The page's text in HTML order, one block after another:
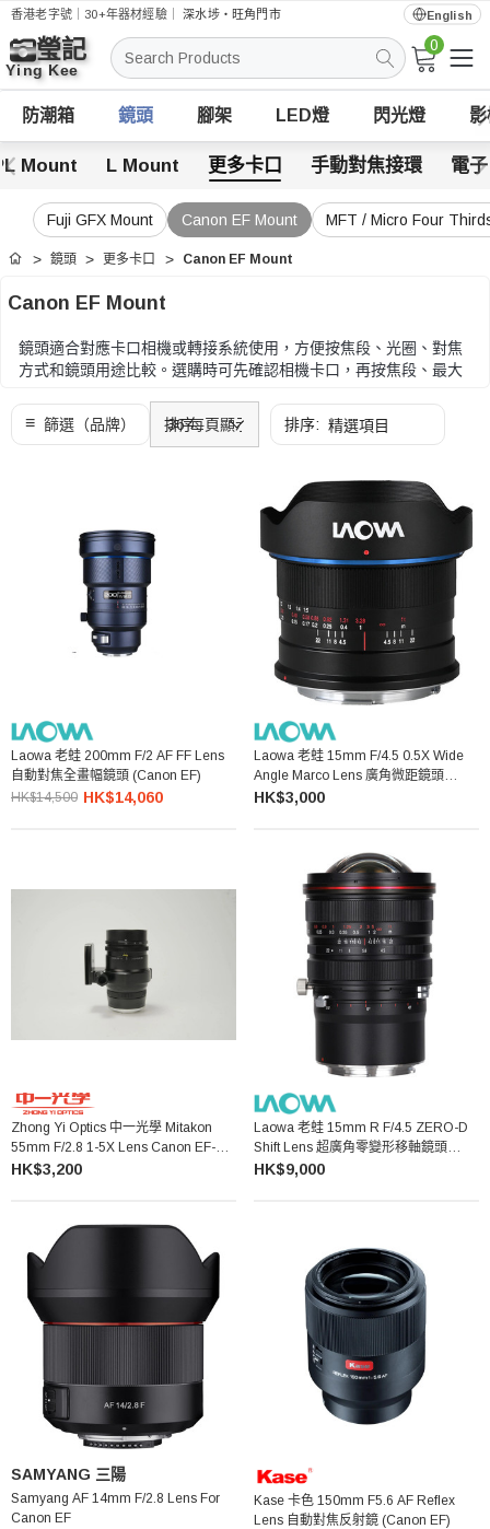
香港老字號｜30+年器材經驗｜深水埗・旺角門市 English
搜
索
0
防潮箱 鏡頭 腳架 LED燈 閃光燈
Mount L Mount 更多卡口 手動對焦接環 電
Fuji GFX Mount Canon EF Mount MFT / Micro Four
首頁 鏡頭 更多卡口 Canon EF Mount
Canon EF Mount
鏡頭適合對應卡口相機或轉接系統使用，方便按焦段、光圈、對焦
方式和鏡頭用途比較。選購時可先確認相機卡口，再按焦段、最大
選購時可先確認相機卡口，再按焦段、最大光圈、對焦方式、重量
及拍攝題材收窄選擇。
Laowa 老蛙 200mm F/2 AF FF Lens
自動對焦全畫幅鏡頭 (Canon EF)
HK$14,500 HK$14,060
Laowa 老蛙 15mm F/4.5 0.5X Wide
Angle Marco Lens 廣角微距鏡頭
Canon EF
HK$3,000
Zhong Yi Optics 中一光學 Mitakon
55mm F/2.8 1-5X Lens Canon EF-
Mount 微距鏡頭
HK$3,200
Laowa 老蛙 15mm R F/4.5 ZERO-D
Shift Lens 超廣角零變形移軸鏡頭
Canon EF
HK$9,000
SAMYANG 三陽
Samyang AF 14mm F/2.8 Lens For
Canon EF
Kase 卡色 150mm F5.6 AF Reflex
Lens 自動對焦反射鏡 (Canon EF)